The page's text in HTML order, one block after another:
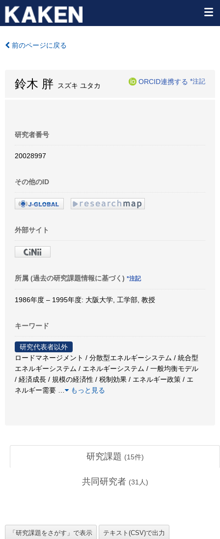
前のページに戻る
鈴木 胖 スズキ ユタカ
ORCID連携する *注記
研究者番号
20028997
その他のID
外部サイト
所属 (過去の研究課題情報に基づく) *注記
1986年度 – 1995年度: 大阪大学, 工学部, 教授
キーワード
研究代表者以外
ロードマネージメント / 分散型エネルギーシステム / 統合型
エネルギーシステム / エネルギーシステム / 一般均衡モデル
/ 経済成長 / 規模の経済性 / 税制効果 / エネルギー政策 / エ
ネルギー需要
もっと見る
研究課題 (15件)
共同研究者 (31 人)